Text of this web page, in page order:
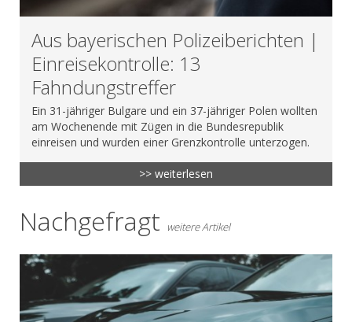
Aus bayerischen Polizeiberichten |
Einreisekontrolle: 13
Fahndungstreffer
Ein 31-jähriger Bulgare und ein 37-jähriger Polen wollten
am Wochenende mit Zügen in die Bundesrepublik
einreisen und wurden einer Grenzkontrolle unterzogen.
>> weiterlesen
Nachgefragt weitere Artikel